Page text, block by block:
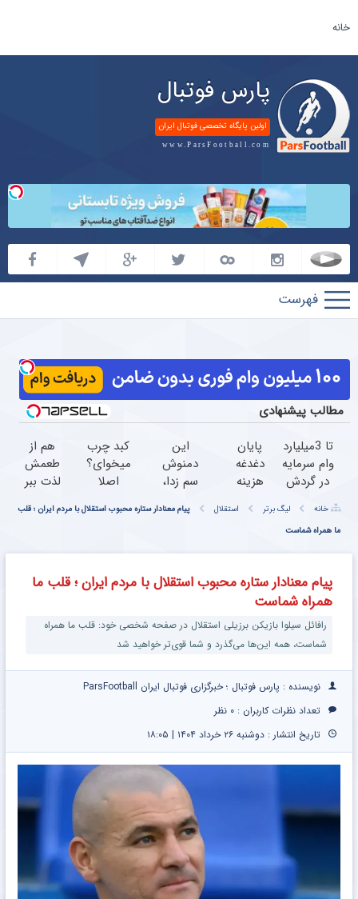
خانه
پارس فوتبال
اولین پایگاه تخصصی فوتبال ایران
www.ParsFootball.com
پارس
فوتبال
مطالب پیشنهادی
تا 3میلیارد
وام سرمایه
در گردش
=>
فروشگاهت
رو ثبت
پایان
دغدغه
هزینه
دندان
با پک
کننده
خانگی
این
دمنوش
سم زدا،
سلامت
(با
تخفیف
کبد چرب
میخوای؟
اصلا
این
که 55%
داره نرو!
هم از
طعمش
لذت ببر
کبدتو
کن(با
ویژه)
خانه لیگ برتر استقلال
پیام معنادار ستاره محبوب استقلال با مردم ایران ؛ قلب
ما همراه شماست
پیام معنادار ستاره محبوب استقلال با مردم ایران ؛ قلب ما
همراه شماست
رافائل سیلوا بازیکن برزیلی استقلال در صفحه شخصی خود: قلب ما همراه
شماست، همه این‌ها می‌گذرد و شما قوی‌تر خواهید شد
نویسنده : پارس فوتبال ؛ خبرگزاری فوتبال ایران ParsFootball
تعداد نظرات کاربران : ۰ نظر
تاریخ انتشار : دوشنبه ۲۶ خرداد ۱۴۰۴ | ۱۸:۰۵